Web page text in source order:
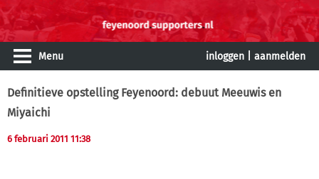
Menu inloggen aanmelden
Definitieve opstelling Feyenoord: debuut Meeuwis en
Miyaichi
6 februari 2011 11:38